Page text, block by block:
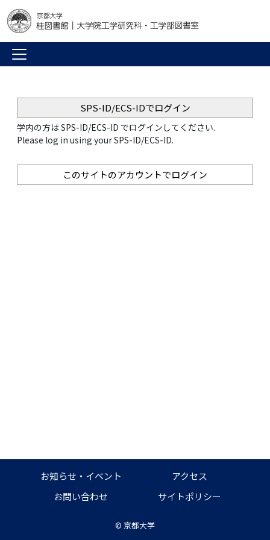
SPS-ID/ECS-IDでログイン
学内の方は SPS-ID/ECS-ID でログインしてください.
Please log in using your SPS-ID/ECS-ID.
このサイトのアカウントでログイン
© 京都大学
お知らせ・イベント
アクセス
お問い合わせ
サイトポリシー